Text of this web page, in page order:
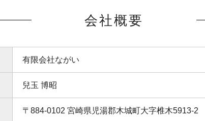
会社概要
有限会社ながい
兒玉 博昭
〒884-0102 宮崎県児湯郡木城町大字椎木5913-2